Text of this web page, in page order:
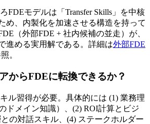
FDEモデルは​「Transfer Skills」を​中核
め、​内製化を​加速させる​構造を​持って
（外部​FDE + 社内候補の​並走）が、​
進める​実用解である。​詳細は外部​FDE
。
から​​FDEに​​転換できるか？
ル習得が​必要。​具体的には​ (1) 業務理
ドメイン知識）、​(2) ROI計算と​ビジ
の​対話スキル、​(4) ステークホルダー